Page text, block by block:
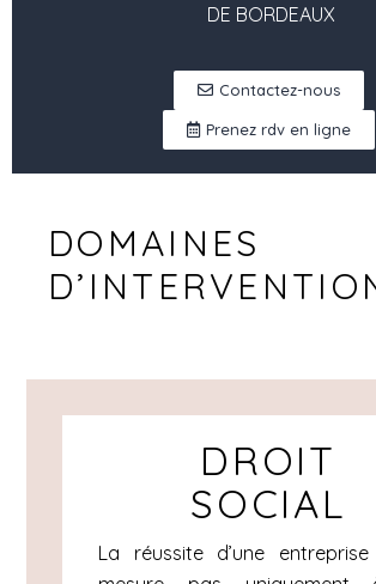
DE BORDEAUX
Contactez-nous
Prenez rdv en ligne
DOMAINES
DROIT
SOCIAL
La réussite d’une